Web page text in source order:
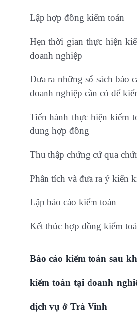
Lập hợp đồng kiểm toán
Hẹn thời gian thực hiện
doanh nghiệp
Đưa ra những sổ sách báo
doanh nghiệp cần có để
Tiến hành thực hiện kiểm
dung hợp đồng
Thu thập chứng cứ qua
Phân tích và đưa ra ý kiến
Lập báo cáo kiểm toán
Kết thúc hợp đồng kiểm
Báo cáo kiểm toán sau
kiểm toán tại doanh
dịch vụ ở Trà Vinh